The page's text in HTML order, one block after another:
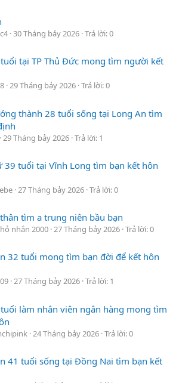
30 Tháng bảy 2026 Trả lời: 0
tại TP Thủ Đức mong tìm người kết
29 Tháng bảy 2026 Trả lời: 0
thành 28 tuổi sống tại Long An tìm
29 Tháng bảy 2026 Trả lời: 1
39 tuổi tại Vĩnh Long tìm bạn kết hôn
27 Tháng bảy 2026 Trả lời: 0
tìm a trung niên bầu bạn
nhắn 2000 27 Tháng bảy 2026 Trả lời: 0
32 tuổi mong tìm bạn đời để kết hôn
27 Tháng bảy 2026 Trả lời: 1
làm nhân viên ngân hàng mong tìm
24 Tháng bảy 2026 Trả lời: 0
41 tuổi sống tại Đồng Nai tìm bạn kết